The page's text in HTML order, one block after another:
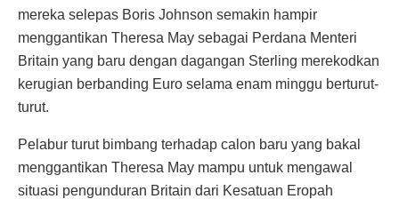
mereka selepas Boris Johnson semakin hampir
menggantikan Theresa May sebagai Perdana Menteri
Britain yang baru dengan dagangan Sterling merekodkan
kerugian berbanding Euro selama enam minggu berturut-
turut.
Pelabur turut bimbang terhadap calon baru yang bakal
menggantikan Theresa May mampu untuk mengawal
situasi pengunduran Britain dari Kesatuan Eropah